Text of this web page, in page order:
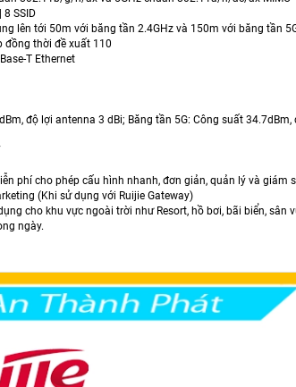
SSID
lên tới 50m với băng tần 2.4GHz và 150m với băng tần
đồng thời đề xuất 110
T Ethernet
độ lợi antenna 3 dBi; Băng tần 5G: Công suất
phí cho phép cấu hình nhanh, đơn giản, quản lý và giám
(Khi sử dụng với Ruijie Gateway)
cho khu vực ngoài trời như Resort, hồ bơi, bãi biển,
ngày.